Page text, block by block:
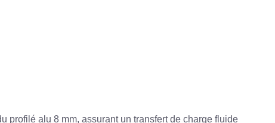
profilé alu 8 mm, assurant un transfert de charge fluide